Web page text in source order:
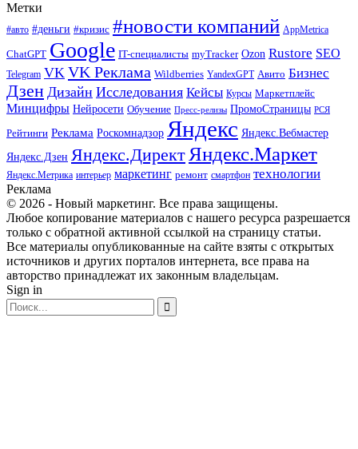
Метки
#авто #деньги #кризис #новости компаний AppMetrica
ChatGPT Google IT-специалисты myTracker Ozon Rustore SEO
Telegram VK VK Реклама Wildberries YandexGPT Авито Бизнес
Дзен Дизайн Исследования Кейсы Курсы Маркетплейс
Минцифры Нейросети Обучение Пресс-релизы ПромоСтраницы РСЯ
Рейтинги Реклама Роскомнадзор Яндекс Яндекс.Вебмастер
Яндекс.Дзен Яндекс.ДиректЯндекс.Маркет
Яндекс.Метрика интерьер маркетинг ремонт смартфон технологии
Реклама
© 2026 - Новый маркетинг. Все права защищены.
Любое копирование материалов с нашего ресурса разрешается
только с обратной активной ссылкой на страницу статьи.
Все материалы опубликованные на сайте взяты с открытых
источников и других порталов интернета, все права на
авторство принадлежат их законным владельцам.
Sign in